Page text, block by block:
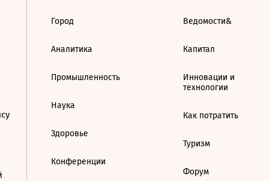
Город
Аналитика
Промышленность
Наука
Здоровье
Конференции
Ведомости&
Капитал
Инновации и
технологии
Как потратить
Туризм
Форум